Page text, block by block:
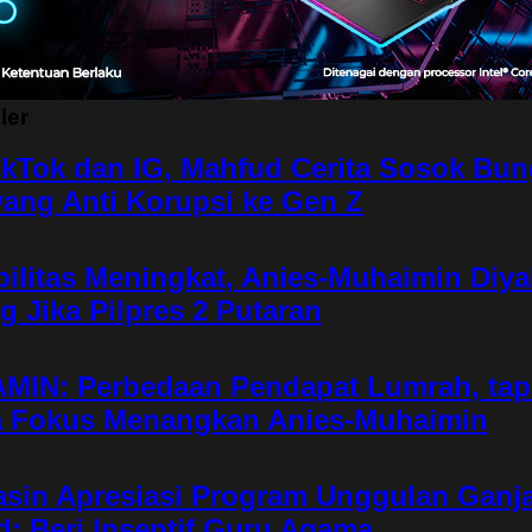
dan IG, Mahfud Cerita Sosok
Anti Korupsi ke Gen Z
Meningkat, Anies-Muhaimin
Jika Pilpres 2 Putaran
Perbedaan Pendapat Lumrah,
Fokus Menangkan Anies-Muhaimin
Apresiasi Program Unggulan